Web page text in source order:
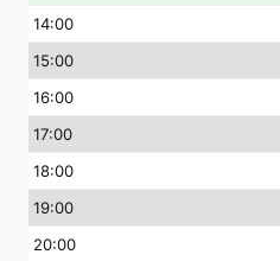
14:00
15:00
16:00
17:00
18:00
19:00
20:00